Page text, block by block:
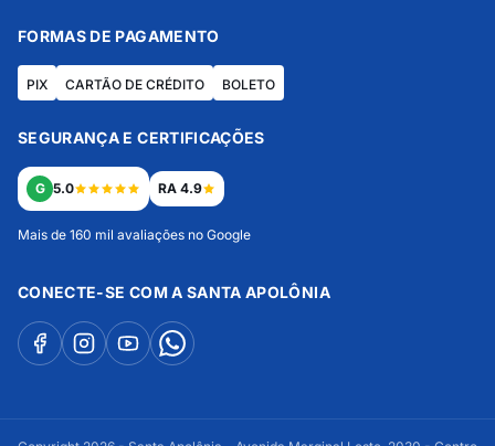
FORMAS DE PAGAMENTO
PIX CARTÃO DE CRÉDITO BOLETO
SEGURANÇA E CERTIFICAÇÕES
G 5.0 RA 4.9
Mais de 160 mil avaliações no Google
CONECTE-SE COM A SANTA APOLÔNIA